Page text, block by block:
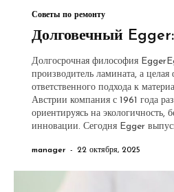
Советы по ремонту
Долговечный
Долгосрочная философия
производитель ламината, а
ответственного подхода к
Австрии компания с 1961 года
ориентируясь на экологичность,
инновации. Сегодня Egger
manager - 22 октября, 2025